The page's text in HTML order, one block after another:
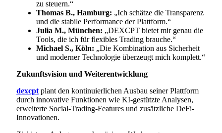
zu steuern.“
Thomas B., Hamburg: „Ich schätze die Transparenz
und die stabile Performance der Plattform.“
Julia M., München: „DEXCPT bietet mir genau die
Tools, die ich für flexibles Trading brauche.“
Michael S., Köln: „Die Kombination aus Sicherheit
und moderner Technologie überzeugt mich komplett.“
Zukunftsvision und Weiterentwicklung
dexcpt plant den kontinuierlichen Ausbau seiner Plattform
durch innovative Funktionen wie KI-gestützte Analysen,
erweiterte Social-Trading-Features und zusätzliche DeFi-
Innovationen.